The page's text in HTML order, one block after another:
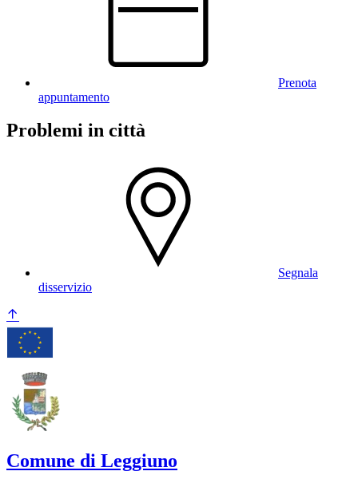
Prenota
appuntamento
Problemi in città
Segnala
disservizio
Comune di Leggiuno